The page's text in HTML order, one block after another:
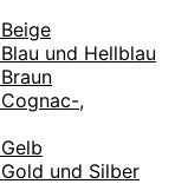
und Hellblau
,
und Silber